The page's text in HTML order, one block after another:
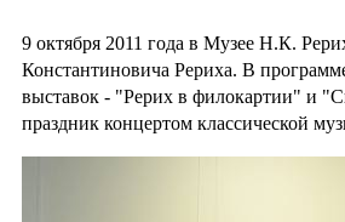
9 октября 2011 года в Музее Н.К.
Константиновича Рериха. В
выставок - "Рерих в филокартии" и
праздник концертом классической